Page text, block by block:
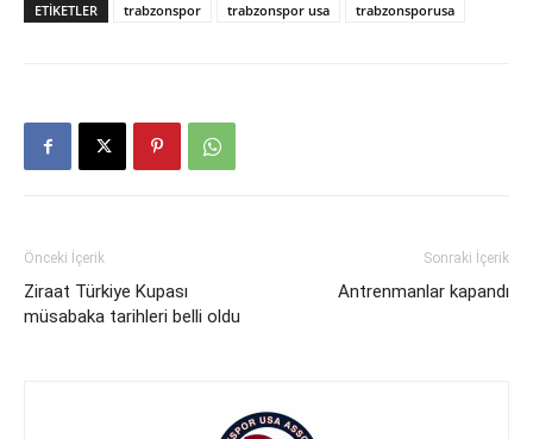
ETIKETLER trabzonspor trabzonspor usa trabzonsporusa
Önceki İçerik
Ziraat Türkiye Kupası
müsabaka tarihleri belli oldu
Sonraki İçerik
Antrenmanlar kapandı